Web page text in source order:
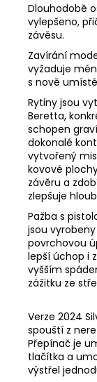
Dlouhodobě
vylepšeno,
závěsu.
Zavírání
vyžaduje
s nově
Rytiny jsou
Beretta,
schopen
dokonalé
vytvořený
kovové
závěru a
zlepšuje
Pažba s
jsou
povrchovou
lepší úchop i
vyšším
zážitku ze
Verze 2024
spouští z
Přepínač je
tlačítka a
výstřel